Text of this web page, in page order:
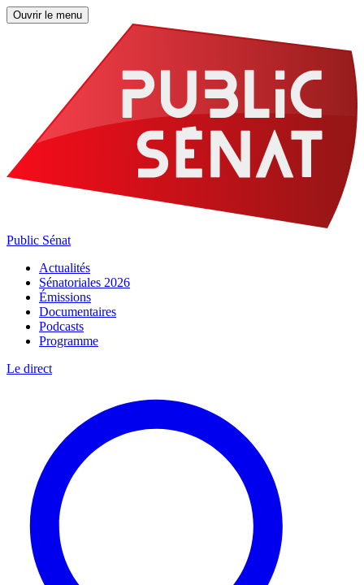
Ouvrir le menu
Public Sénat
Actualités
Sénatoriales 2026
Émissions
Documentaires
Podcasts
Programme
Le direct